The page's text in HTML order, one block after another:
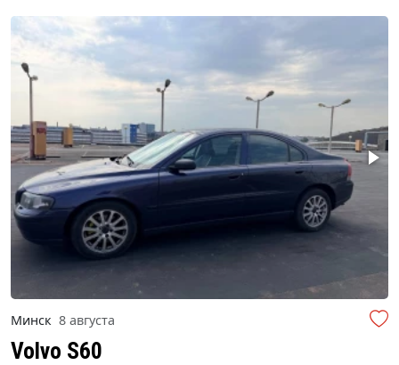
Минск 8 августа
Volvo S60